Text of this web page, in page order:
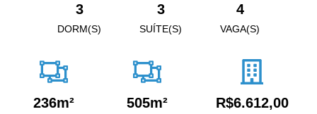
3
DORM(S)
3
SUÍTE(S)
4
VAGA(S)
236m² 505m² R$6.612,00